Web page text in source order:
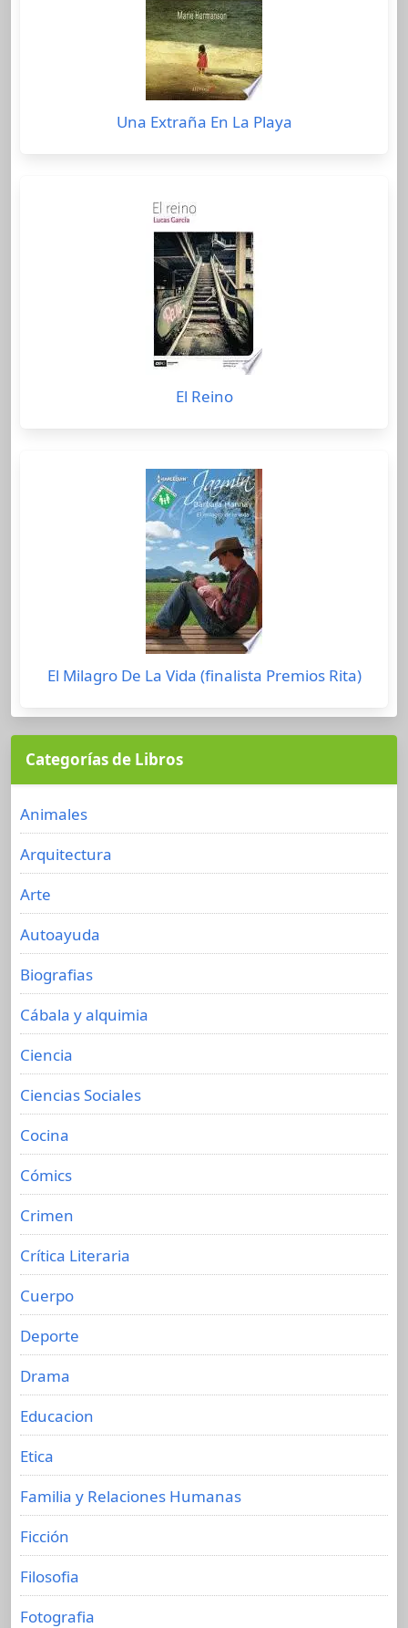
Una Extraña En La Playa
El Reino
El Milagro De La Vida (finalista Premios Rita)
Categorías de Libros
Animales
Arquitectura
Arte
Autoayuda
Biografias
Cábala y alquimia
Ciencia
Ciencias Sociales
Cocina
Cómics
Crimen
Crítica Literaria
Cuerpo
Deporte
Drama
Educacion
Etica
Familia y Relaciones Humanas
Ficción
Filosofia
Fotografia